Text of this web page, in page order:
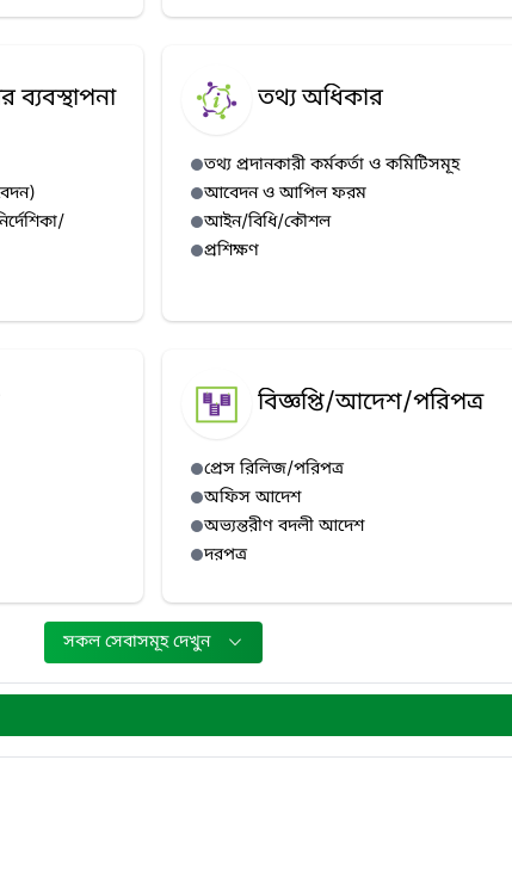
ব্যবস্থাপনা তথ্য অধিকার
তথ্য প্রদানকারী কর্মকর্তা ও কমিটিসমূহ
আবেদন ও আপিল ফরম
আইন/বিধি/কৌশল
প্রশিক্ষণ
বিজ্ঞপ্তি/আদেশ/পরিপত্র
প্রেস রিলিজ/পরিপত্র
অফিস আদেশ
অভ্যন্তরীণ বদলী আদেশ
দরপত্র
সকল সেবাসমূহ দেখুন